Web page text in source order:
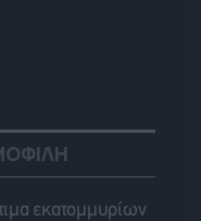
εκατομμυρίων